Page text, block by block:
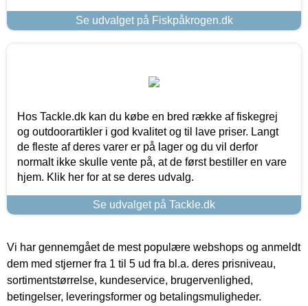
Se udvalget på Fiskpåkrogen.dk
Hos Tackle.dk kan du købe en bred række af fiskegrej
og outdoorartikler i god kvalitet og til lave priser. Langt
de fleste af deres varer er på lager og du vil derfor
normalt ikke skulle vente på, at de først bestiller en vare
hjem. Klik her for at se deres udvalg.
Se udvalget på Tackle.dk
Vi har gennemgået de mest populære webshops og anmeldt
dem med stjerner fra 1 til 5 ud fra bl.a. deres prisniveau,
sortimentstørrelse, kundeservice, brugervenlighed,
betingelser, leveringsformer og betalingsmuligheder.